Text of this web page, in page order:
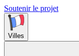
Soutenir le projet
Villes